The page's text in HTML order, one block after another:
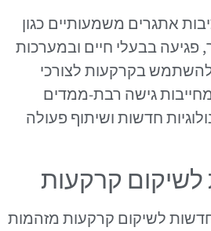
אתגרים משמעותיים כגון
פגיעה בבעלי חיים ובמערכות
להשתמש בקרקעות לצורכי
גישה רבת-ממדים
חדשות ושיתוף פעולה
קרקעות
חדשות לשיקום קרקעות מזהמות